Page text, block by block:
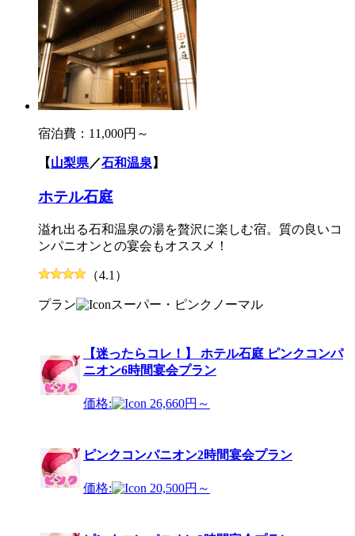
宿泊費： 11,000円～
【山梨県／石和温泉 】
ホテル石庭
溢れ出る石和温泉の湯を贅沢に楽しむ宿。質の良いコ
ンパニオンとの宴会もオススメ！
（4.1）
プラン スーパー・ピンク ノーマル
【迷ったらコレ！】 ホテル石庭 ピンクコンパ
ニオン6時間宴会プラン
価格: 26,660円～
ピンクコンパニオン2時間宴会プラン
価格: 20,500円～